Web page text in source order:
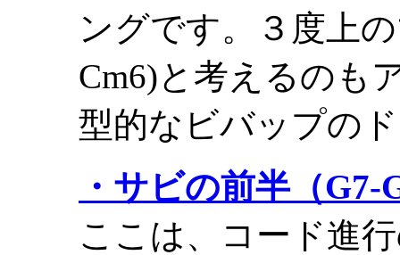
ングです。３度上
Cm6)と考えるのも
型的なビバップの
・サビの前半（G7-
ここは、コード進